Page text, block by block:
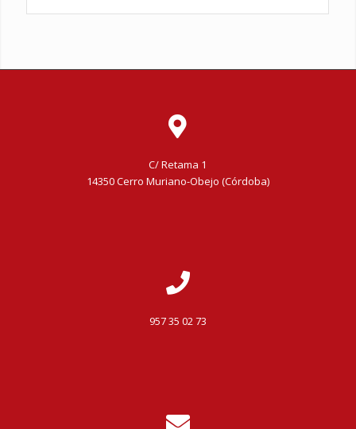
C/ Retama 1
14350 Cerro Muriano-Obejo (Córdoba)
957 35 02 73